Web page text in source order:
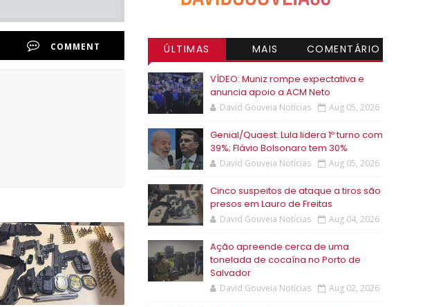
COMMENT ÚLTIMAS
MAIS
COMENTÁRIO
VÍDEO: Muniz rompe expectativa e
anuncia apoio a ACM Neto
David Gouveia Notícias Aug 05, 2026
Genial/Quaest: Lula lidera 1º turno com
39%; Flávio Bolsonaro tem 30%
David Gouveia Notícias Aug 05, 2026
Cinco suspeitos de ataque a tiros são
presos em Lauro de Freitas
David Gouveia Notícias Aug 04, 2026
Ação apreende cerca de uma
tonelada de cocaína no Porto de
Salvador
David Gouveia Notícias Aug 02, 2026